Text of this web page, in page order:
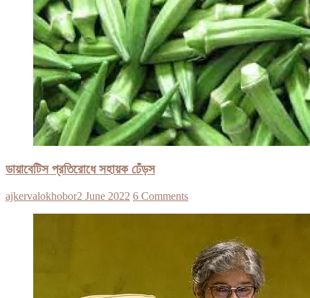
ডায়াবেটিস প্রতিরোধে সহায়ক ঢেঁড়স
ajkervalokhobor2 June 2022 6 Comments